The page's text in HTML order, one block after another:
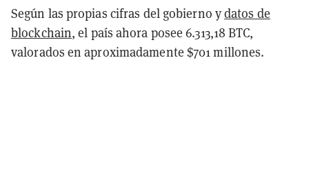
Según las propias cifras del gobierno ydatos de
blockchain, el país ahora posee 6.313,18 BTC,
valorados en aproximadamente $701 millones.